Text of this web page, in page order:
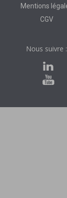
Mentions
CGV
Nous suivre :